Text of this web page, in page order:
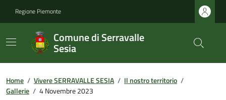
Regione Piemonte
Comune di Serravalle
Sesia
Home / Vivere SERRAVALLE SESIA / Il nostro territorio /
Gallerie / 4 Novembre 2023